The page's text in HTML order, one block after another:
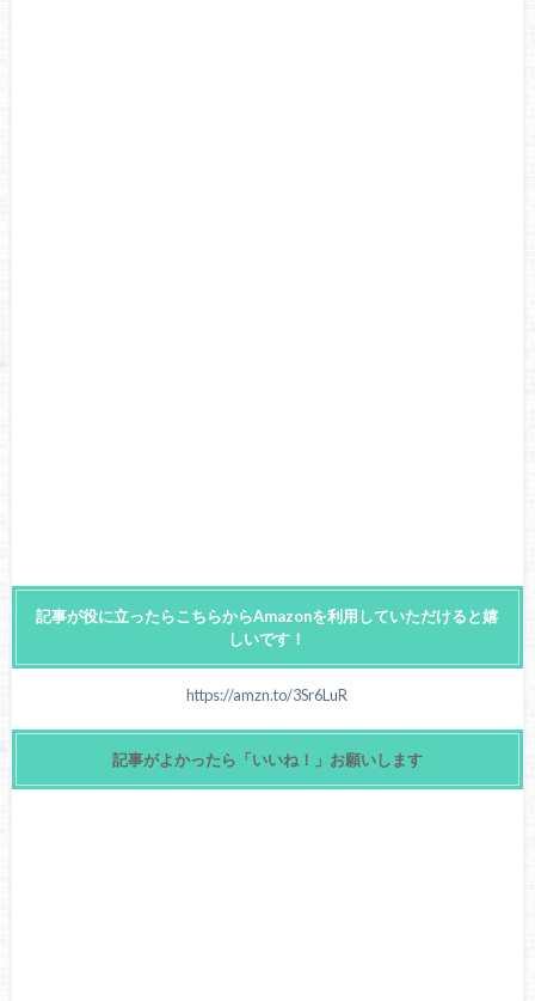
記事が役に立ったらこちらからAmazonを利用していただけると嬉
しいです！
https://amzn.to/3Sr6LuR
記事がよかったら「いいね！」お願いします